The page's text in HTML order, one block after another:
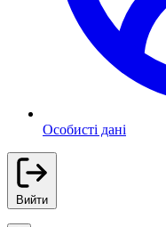
Особисті дані
Вийти